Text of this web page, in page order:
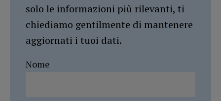
solo le informazioni più rilevanti, ti
chiediamo gentilmente di mantenere
aggiornati i tuoi dati.
Nome